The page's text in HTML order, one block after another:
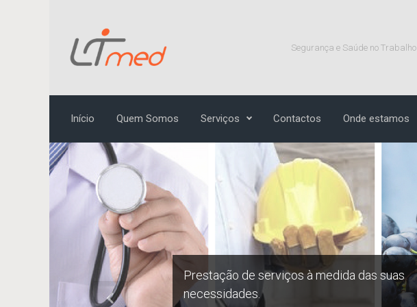
Segurança e Saúde no Trabalho
Início Quem Somos Serviços Contactos Onde estamos
Prestação de serviços à medida das suas
necessidades.